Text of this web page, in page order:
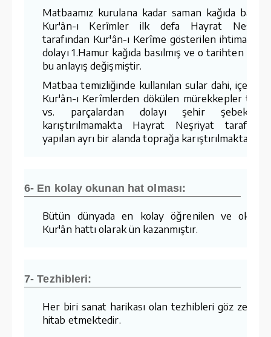
Matbaamız kurulana kadar saman kağıda
Kur'ân-ı Kerîmler ilk defa Hayrat
tarafından Kur'ân-ı Kerîme gösterilen
dolayı 1.Hamur kağıda basılmış ve o tarihten
bu anlayış değişmiştir.
Matbaa temizliğinde kullanılan sular dahi,
Kur'ân-ı Kerîmlerden dökülen mürekkepler
vs. parçalardan dolayı şehir
karıştırılmamakta Hayrat Neşriyat
yapılan ayrı bir alanda toprağa karıştırılmaktadır.
6- En kolay okunan hat olması:
Bütün dünyada en kolay öğrenilen ve
Kur'ân hattı olarak ün kazanmıştır.
7- Tezhibleri:
Her biri sanat harikası olan tezhibleri göz
hitab etmektedir.